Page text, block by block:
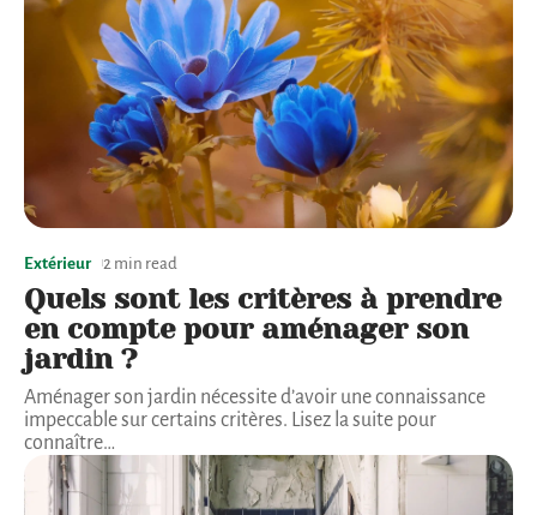
Extérieur 2 min read
Quels sont les critères à prendre
en compte pour aménager son
jardin ?
Aménager son jardin nécessite d’avoir une connaissance
impeccable sur certains critères. Lisez la suite pour
connaître…